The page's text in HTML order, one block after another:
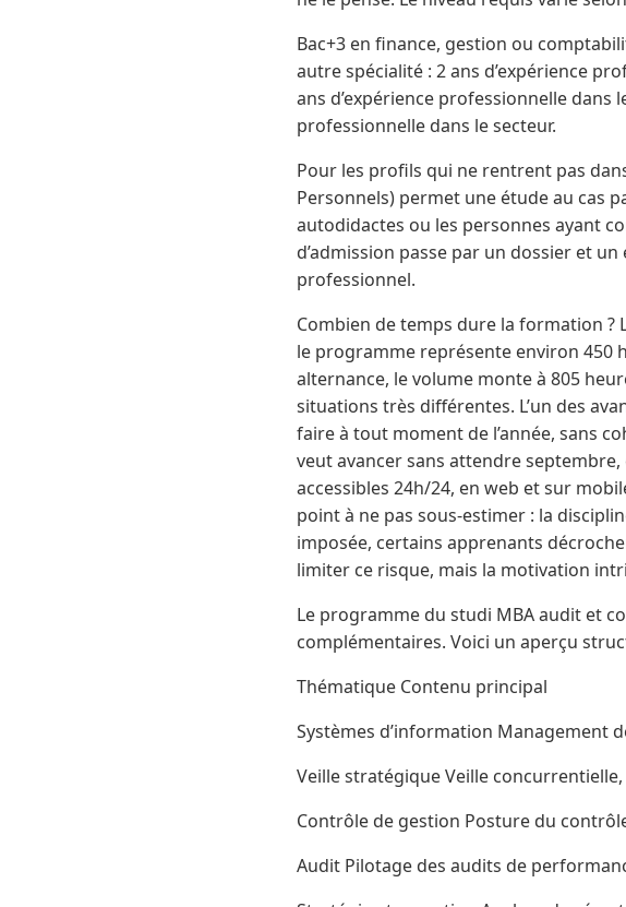
Bac+3 en finance, gestion ou
autre spécialité : 2 ans d’expérience
ans d’expérience professionnelle dans
professionnelle dans le secteur.
Pour les profils qui ne rentrent pas
Personnels) permet une étude au cas
autodidactes ou les personnes ayant
d’admission passe par un dossier et
professionnel.
Combien de temps dure la formation ?
le programme représente environ 450
alternance, le volume monte à 805
situations très différentes. L’un des
faire à tout moment de l’année, sans
veut avancer sans attendre
accessibles 24h/24, en web et sur
point à ne pas sous-estimer : la
imposée, certains apprenants
limiter ce risque, mais la motivation
Le programme du studi MBA audit et
complémentaires. Voici un aperçu
Thématique Contenu principal
Systèmes d’information Management
Veille stratégique Veille
Contrôle de gestion Posture du
Audit Pilotage des audits de